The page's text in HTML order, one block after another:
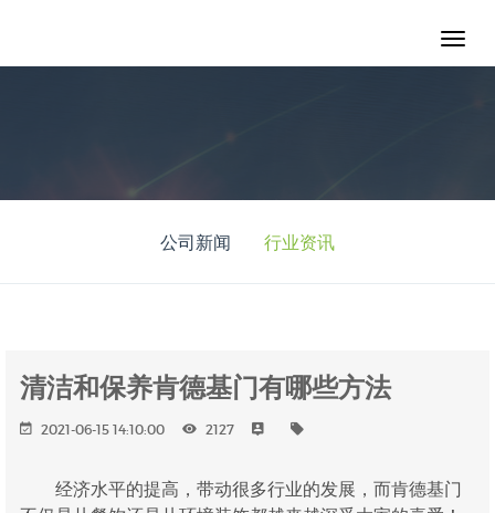
公司新闻 行业资讯
清洁和保养肯德基门有哪些方法
2021-06-15 14:10:00 2127
经济水平的提高，带动很多行业的发展，而肯德基门